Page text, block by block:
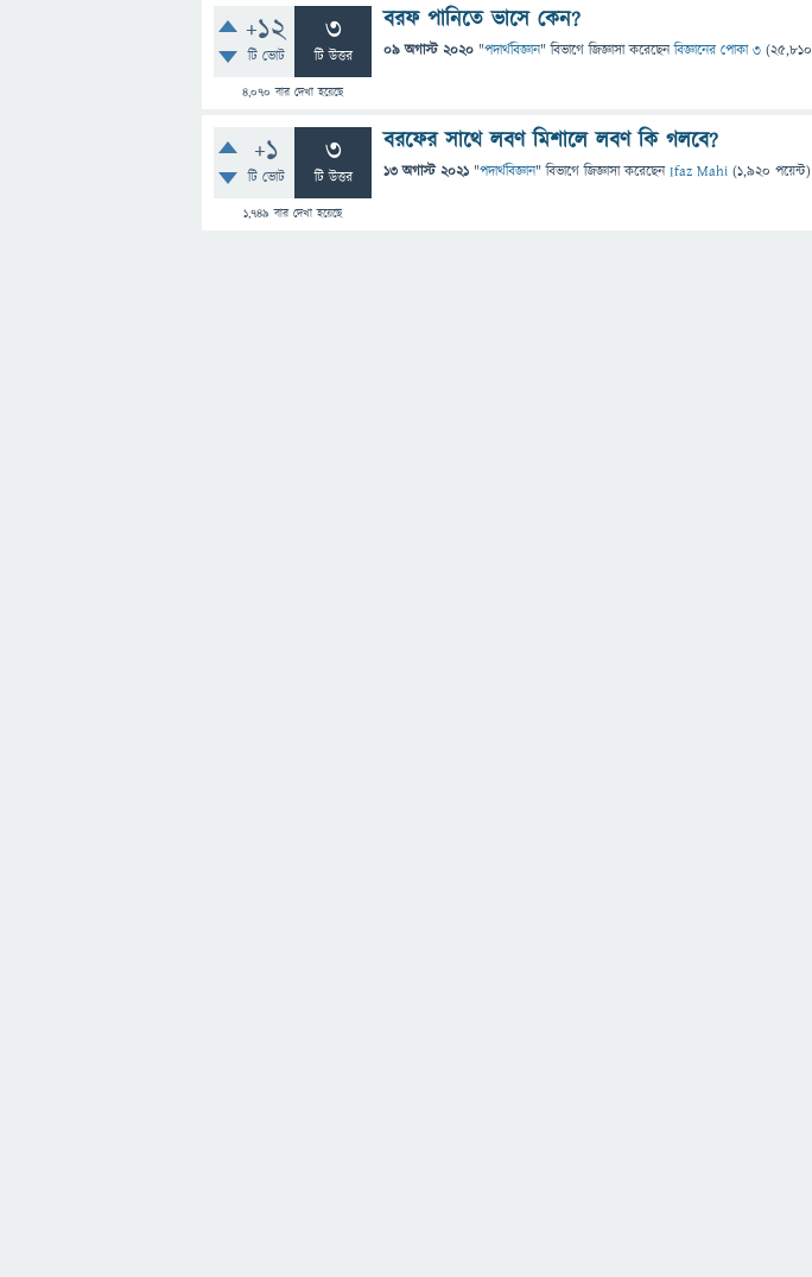
+12
টি ভোট
3
টি উত্তর
4,070 বার দেখা হয়েছে
বরফ পানিতে ভাসে কেন?
09 অগাস্ট 2020 "পদার্থবিজ্ঞান" বিভাগে জিজ্ঞাসাকরেছেনবিজ্ঞানের পোকা ৩ (25,810
+1
টি ভোট
3
টি উত্তর
1,749 বার দেখা হয়েছে
বরফের সাথে লবণ মিশালে লবণ কি গলবে?
13 অগাস্ট 2021 "পদার্থবিজ্ঞান" বিভাগে জিজ্ঞাসাকরেছেনIfaz Mahi (1,920 পয়েন্ট)